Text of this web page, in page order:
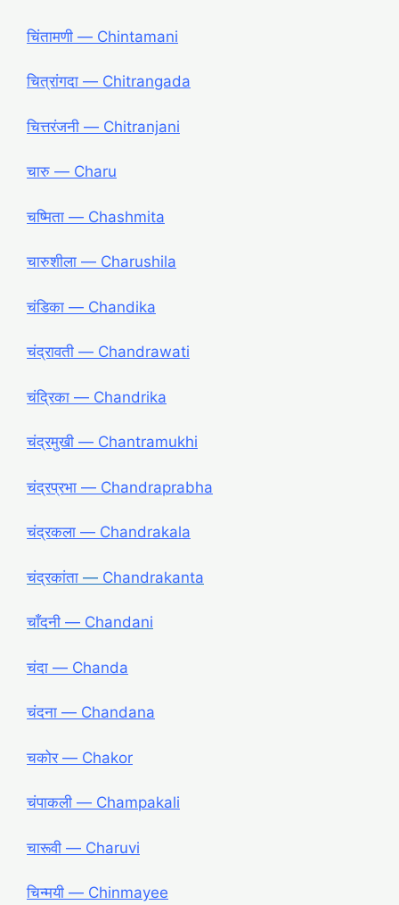
चिंतामणी ― Chintamani
चित्रांगदा ― Chitrangada
चित्तरंजनी ― Chitranjani
चारु ― Charu
चष्मिता ― Chashmita
चारुशीला ― Charushila
चंडिका ― Chandika
चंद्रावती ― Chandrawati
चंद्रिका ― Chandrika
चंद्रमुखी ― Chantramukhi
चंद्रप्रभा ― Chandraprabha
चंद्रकला ― Chandrakala
चंद्रकांता ― Chandrakanta
चाँदनी ― Chandani
चंदा ― Chanda
चंदना ― Chandana
चकोर ― Chakor
चंपाकली ― Champakali
चारूवी ― Charuvi
चिन्मयी ― Chinmayee